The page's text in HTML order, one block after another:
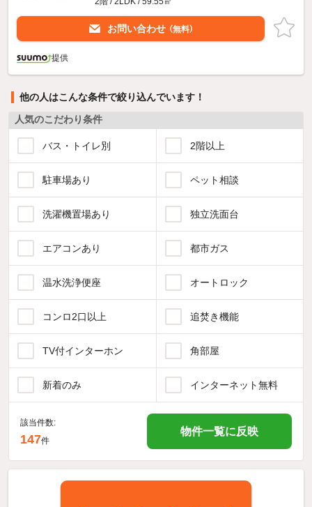
お問い合わせ （無料）
提供
他の人はこんな条件で絞り込んでいます！
人気のこだわり条件
バス・トイレ別 2階以上
駐車場あり ペット相談
洗濯機置場あり 独立洗面台
エアコンあり 都市ガス
温水洗浄便座 オートロック
コンロ2口以上 追焚き機能
TV付インターホン 角部屋
新着のみ インターネット無料
該当件数:
147件
物件一覧に反映